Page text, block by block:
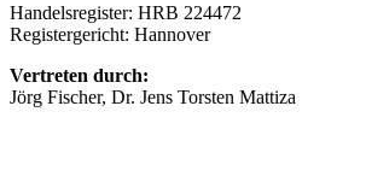
Handelsregister: HRB 224472
Registergericht: Hannover
Vertreten durch:
Jörg Fischer, Dr. Jens Torsten Mattiza